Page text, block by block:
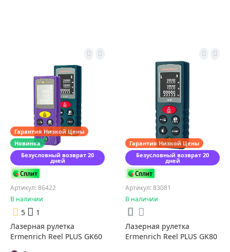
Гарантия Низкой Цены
Новинка
Безусловный возврат 20
дней
Артикул: 86422
В наличии
5
1
Лазерная рулетка
Ermenrich Reel PLUS GK60
Гарантия Низкой Цены
Безусловный возврат 20
дней
Артикул: 83081
В наличии
Лазерная рулетка
Ermenrich Reel PLUS GK80